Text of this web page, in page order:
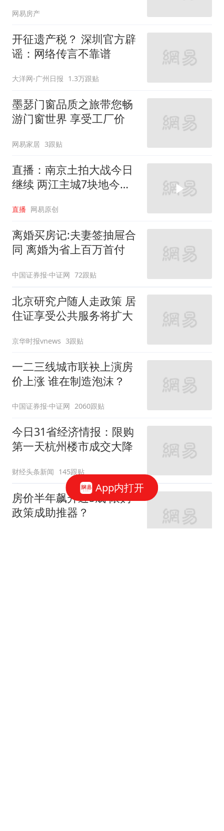
网易房产
开征遗产税？ 深圳官方辟
谣：网络传言不靠谱
大洋网-广州日报 1.3万跟贴
墨瑟门窗品质之旅带您畅
游门窗世界 享受工厂价
网易家居 3跟贴
直播：南京土拍大战今日
继续 两江主城7块地今日
直播 网易原创
离婚买房记:夫妻签抽屉合
同 离婚为省上百万首付
中国证券报·中证网 72跟贴
北京研究户随人走政策 居
住证享受公共服务将扩大
京华时报vnews 3跟贴
一二三线城市联袂上演房
价上涨 谁在制造泡沫？
中国证券报·中证网 2060跟贴
今日31省经济情报：限购
第一天杭州楼市成交大降
财经头条新闻 145跟贴
房价半年飙升近5成 限购
政策成助推器？
App内打开